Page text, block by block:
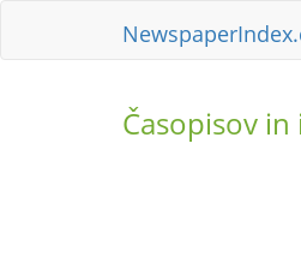
Časopisov in